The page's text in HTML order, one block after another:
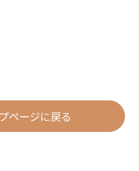
ページに戻る